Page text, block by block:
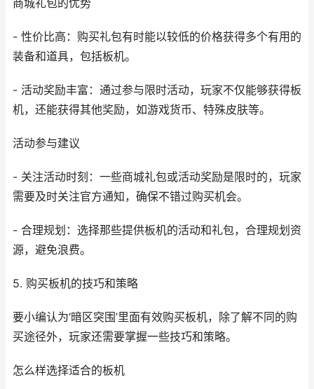
商城礼包的优势
- 性价比高：购买礼包有时能以较低的价格获得多个有用的
装备和道具，包括板机。
- 活动奖励丰富：通过参与限时活动，玩家不仅能够获得板
机，还能获得其他奖励，如游戏货币、特殊皮肤等。
活动参与建议
- 关注活动时刻：一些商城礼包或活动奖励是限时的，玩家
需要及时关注官方通知，确保不错过购买机会。
- 合理规划：选择那些提供板机的活动和礼包，合理规划资
源，避免浪费。
5. 购买板机的技巧和策略
要小编认为‘暗区突围’里面有效购买板机，除了解不同的购
买途径外，玩家还需要掌握一些技巧和策略。
怎么样选择适合的板机